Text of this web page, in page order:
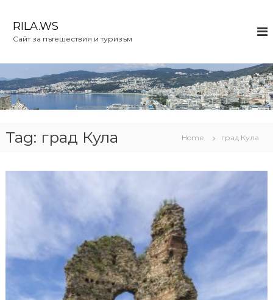
c
o
n
RILA.WS
Сайт за пътешествия и туризъм
Tag: град Кула Home град Кула